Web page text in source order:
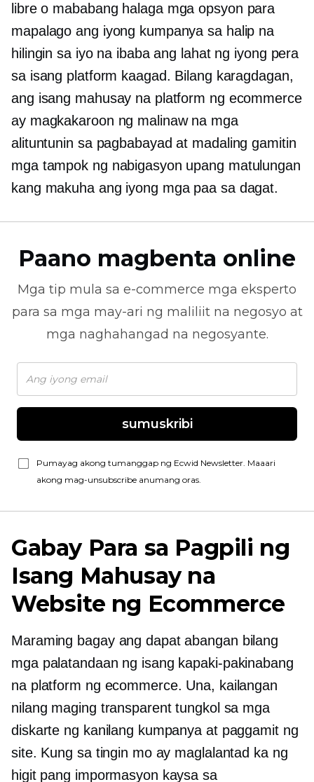
libre o mababang halagamga opsyon para
mapalago ang iyong kumpanya sa halip na
hilingin sa iyo na ibaba ang lahat ng iyong pera
sa isang platform kaagad. Bilang karagdagan,
ang isang mahusay na platform ng ecommerce
ay magkakaroon ng malinaw na mga
alituntunin sa pagbabayad at madaling gamitin
mga tampok ng nabigasyon upang matulungan
kang makuha ang iyong mga paa sa dagat.
Paano magbenta online
Mga tip mula sa e-commerce mga eksperto
para sa mga may-ari ng maliliit na negosyo at
mga naghahangad na negosyante.
sumuskribi
Pumayag akong tumanggap ng Ecwid Newsletter. Maaari
akong mag-unsubscribe anumang oras.
Gabay Para sa Pagpili ng
Isang Mahusay na
Website ng Ecommerce
Maraming bagay ang dapat abangan bilang
mga palatandaan ng isang kapaki-pakinabang
na platform ng ecommerce. Una, kailangan
nilang maging transparent tungkol sa mga
diskarte ng kanilang kumpanya at paggamit ng
site. Kung sa tingin mo ay maglalantad ka ng
higit pang impormasyon kaysa sa